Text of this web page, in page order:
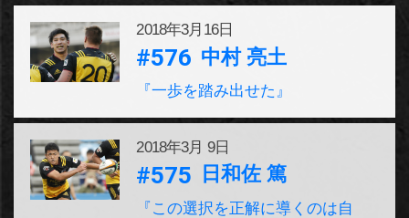
2018年3月16日
#576 中村 亮土
『一歩を踏み出せた』
2018年3月 9日
#575 日和佐 篤
『この選択を正解に導くのは自